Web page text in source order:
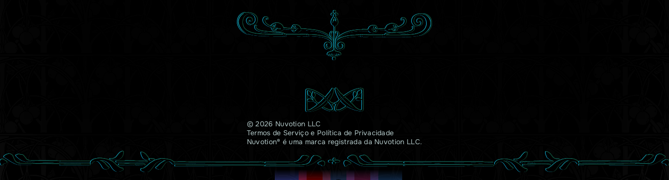
© 2026 Nuvotion LLC
Termos de Serviço e Política de Privacidade
Nuvotion® é uma marca registrada da Nuvotion LLC.